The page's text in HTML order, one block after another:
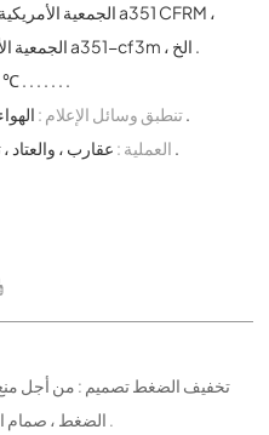
الجمعية الأمريكية a351-cf3 ، الجمعية الأمريكية a351-cf3m ، الخ .
- 196 ℃ ～ 100 ℃ . . . . . . .
تنطبق وسائل الإعلام :الهواء المضغوط ، الغاز الطبيعي المسال ، الخ .
العملية : عقارب ، والعتاد ، تعمل بالهواء المضغوط ، الكهربائية ، الخ .
الضغط ، صمام الثرثرة في مدخل مجموعة الإغاثة حفرة .